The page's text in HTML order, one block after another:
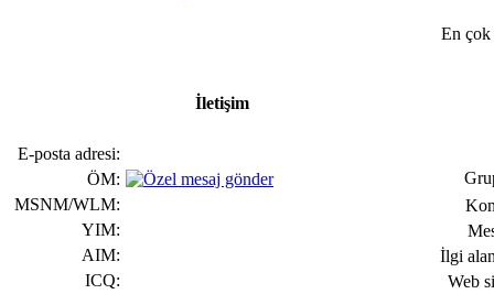
En çok
İletişim
E-posta adresi:
ÖM:
MSNM/WLM:
YIM:
AIM:
ICQ:
İlgi
Web